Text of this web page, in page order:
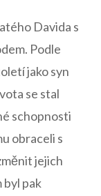
Davida s
Podle
‌jako syn
se stal
schopnosti
obraceli s
jejich
byl ⁤pak​